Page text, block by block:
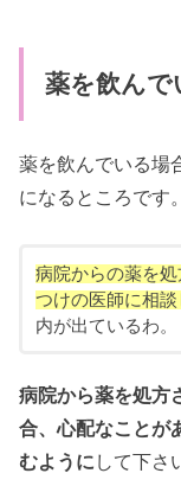
薬を飲んで
薬を飲んでいる場
になるところです。
病院からの薬を
つけの医師に相
内が出ているわ。
病院から薬を処方
合、心配なことが
むように して下さ